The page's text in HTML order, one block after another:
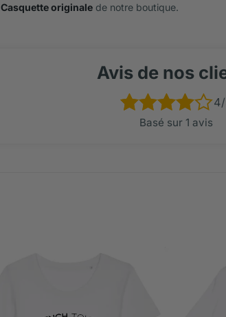
Casquette originale de notre boutique.
Avis de nos
Noté
Basé sur 1 avis